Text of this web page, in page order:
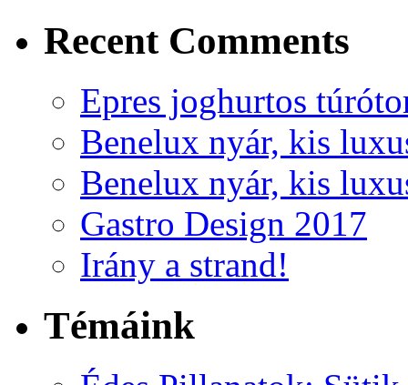
Recent Comments
Epres joghurtos
Benelux nyár, kis
Benelux nyár, kis
Gastro Design 2017
Irány a strand!
Témáink